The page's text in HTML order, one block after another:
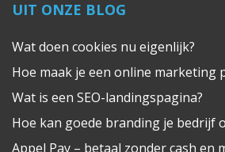
UIT ONZE BLOG
Wat doen cookies nu eigenlijk?
Hoe maak je een online marketing
Wat is een SEO-landingspagina?
Hoe kan goede branding je bedrijf
Appel Pay – betaal zonder cash en